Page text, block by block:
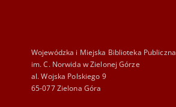
Wojewódzka i Miejska Biblioteka Publiczna
im. C. Norwida w Zielonej Górze
al. Wojska Polskiego 9
65-077 Zielona Góra